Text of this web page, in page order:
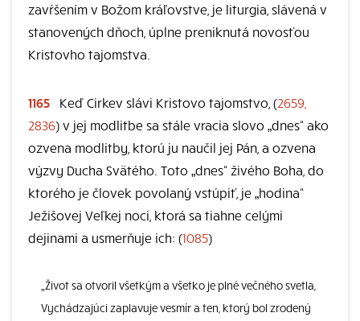
zavŕšením v Božom kráľovstve, je liturgia, slávená v
stanovených dňoch, úplne preniknutá novosťou
Kristovho tajomstva.
1165 Keď Cirkev slávi Kristovo tajomstvo, (2659,
2836) v jej modlitbe sa stále vracia slovo „dnes“ ako
ozvena modlitby, ktorú ju naučil jej Pán, a ozvena
výzvy Ducha Svätého. Toto „dnes“ živého Boha, do
ktorého je človek povolaný vstúpiť, je „hodina“
Ježišovej Veľkej noci, ktorá sa tiahne celými
dejinami a usmerňuje ich: (1085)
„Život sa otvoril všetkým a všetko je plné večného svetla,
Vychádzajúci zaplavuje vesmír a ten, ktorý bol zrodený